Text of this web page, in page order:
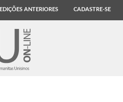
EDIÇÕES ANTERIORES CADASTRE-SE